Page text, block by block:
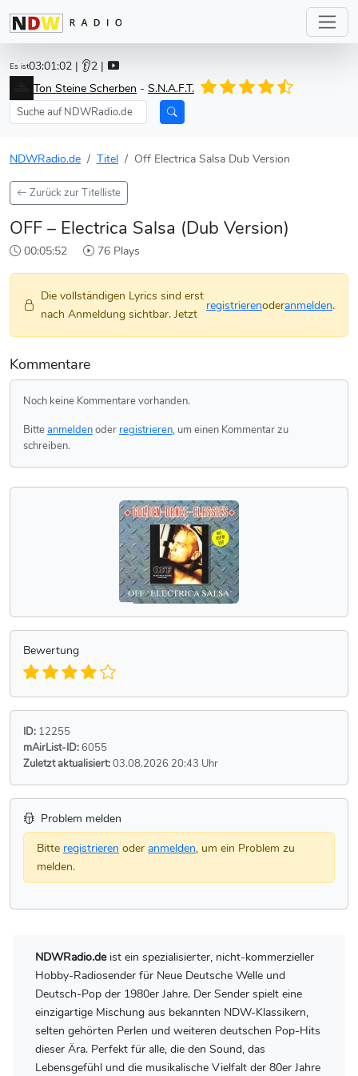
Es ist03:01:02 | 👂2 |
Ton Steine Scherben - S.N.A.F.T.
NDWRadio.de Titel Off Electrica Salsa Dub Version
Zurück zur Titelliste
OFF – Electrica Salsa (Dub Version)
00:05:52 76 Plays
Die vollständigen Lyrics sind erst
nach Anmeldung sichtbar. Jetzt
registrierenoderanmelden.
Kommentare
Noch keine Kommentare vorhanden.
Bitteanmeldenoder registrieren, um einen Kommentar zu
schreiben.
Bewertung
ID: 12255
mAirList-ID:6055
Zuletzt aktualisiert:03.08.2026 20:43 Uhr
Problem melden
Bitte registrieren oder anmelden, um ein Problem zu
melden.
NDWRadio.deist ein spezialisierter, nicht-kommerzieller
Hobby-Radiosender für Neue Deutsche Welle und
Deutsch-Pop der 1980er Jahre. Der Sender spielt eine
einzigartige Mischung aus bekannten NDW-Klassikern,
selten gehörten Perlen und weiteren deutschen Pop-Hits
dieser Ära. Perfekt für alle, die den Sound, das
Lebensgefühl und die musikalische Vielfalt der 80er Jahre